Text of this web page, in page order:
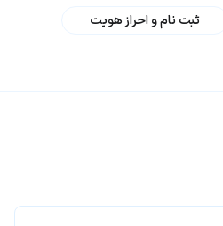
ثبت نام و احراز هویت